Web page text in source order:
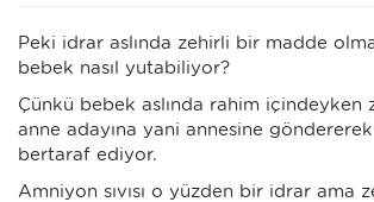
Peki idrar aslında zehirli bir madde
bebek nasıl yutabiliyor?
Çünkü bebek aslında rahim içindeyken
anne adayına yani annesine
bertaraf ediyor.
Amniyon sıvısı o yüzden bir idrar ama